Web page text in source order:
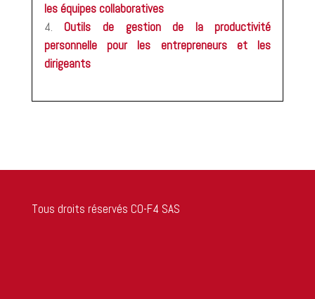
les équipes collaboratives
Outils de gestion de la productivité
personnelle pour les entrepreneurs et les
dirigeants
Tous droits réservés CO-F4 SAS